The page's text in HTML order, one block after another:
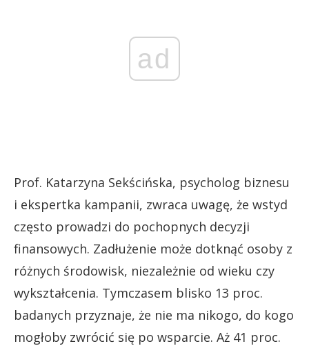
ad
Prof. Katarzyna Sekścińska, psycholog biznesu
i ekspertka kampanii, zwraca uwagę, że wstyd
często prowadzi do pochopnych decyzji
finansowych. Zadłużenie może dotknąć osoby z
różnych środowisk, niezależnie od wieku czy
wykształcenia. Tymczasem blisko 13 proc.
badanych przyznaje, że nie ma nikogo, do kogo
mogłoby zwrócić się po wsparcie. Aż 41 proc.